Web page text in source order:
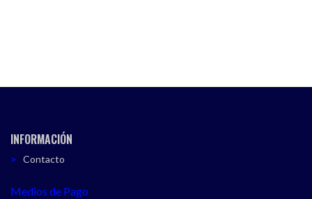
INFORMACIÓN
Contacto
Medios de Pago